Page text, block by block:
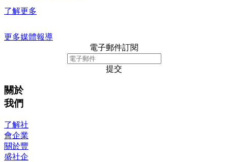
了解更多
更多媒體報導
電子郵件訂閱
提交
關於
我們
了解社
會企業
關於豐
盛社企